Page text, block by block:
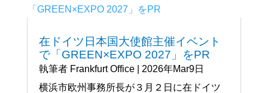
在ドイツ日本国大使館主催イベント
で「GREEN×EXPO 2027」をPR
執筆者 Frankfurt Office| 2026年Mar9日
横浜市欧州事務所長が３月２日に在ドイツ